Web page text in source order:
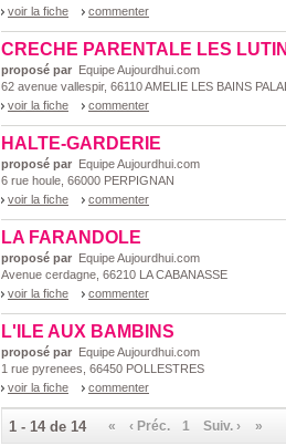
voir la fiche
commenter
CRECHE PARENTALE LES
proposé par Equipe Aujourdhui.com
62 avenue vallespir, 66110 AMELIE LES BAINS
voir la fiche
commenter
HALTE-GARDERIE
proposé par Equipe Aujourdhui.com
6 rue houle, 66000 PERPIGNAN
voir la fiche
commenter
LA FARANDOLE
proposé par Equipe Aujourdhui.com
Avenue cerdagne, 66210 LA CABANASSE
voir la fiche
commenter
L'ILE AUX BAMBINS
proposé par Equipe Aujourdhui.com
1 rue pyrenees, 66450 POLLESTRES
voir la fiche
commenter
1 - 14 de 14 « ‹ Préc. 1 Suiv. › »